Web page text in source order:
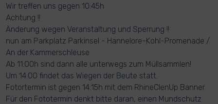
Wir treffen uns gegen 10:45h
Achtung !!
Änderung wegen Veranstaltung und Sperrung !!
nun am Parkplatz Parkinsel - Hannelore-Kohl-Promenade /
An der Kammerschleuse
Ab 11:00h sind dann alle unterwegs zum Müllsammlen!
Um 14:00 findet das Wiegen der Beute statt.
Fotortermin ist gegen 14:15h mit dem RhineClenUp Banner
Für den Fototermin denkt bitte daran, einen Mundschutz